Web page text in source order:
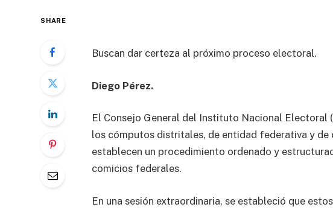
SHARE
Buscan dar certeza al próximo proceso electoral.
Diego Pérez.
El Consejo General del Instituto Nacional Electoral
los cómputos distritales, de entidad federativa y
establecen un procedimiento ordenado y
comicios federales.
En una sesión extraordinaria, se estableció que